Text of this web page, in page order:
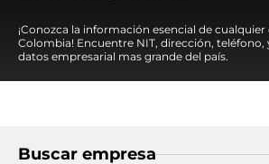
¡Conozca la información esencial de
Colombia! Encuentre NIT, dirección, teléfono,
datos empresarial mas grande del país.
Buscar empresa